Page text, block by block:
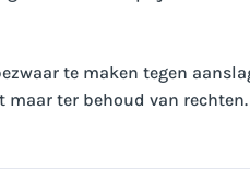
te maken tegen
maar ter behoud van rechten.